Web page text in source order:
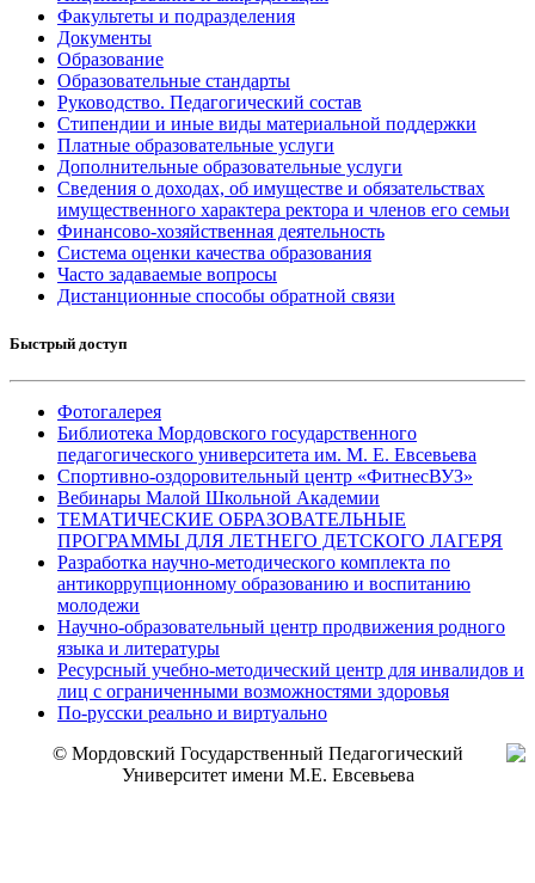
Факультеты и подразделения
Документы
Образование
Образовательные стандарты
Руководство. Педагогический состав
Стипендии и иные виды материальной поддержки
Платные образовательные услуги
Дополнительные образовательные услуги
Сведения о доходах, об имуществе и обязательствах
имущественного характера ректора и членов его семьи
Финансово-хозяйственная деятельность
Система оценки качества образования
Часто задаваемые вопросы
Дистанционные способы обратной связи
Быстрый доступ
Фотогалерея
Библиотека Мордовского государственного
педагогического университета им. М. Е. Евсевьева
Спортивно-оздоровительный центр «ФитнесВУЗ»
Вебинары Малой Школьной Академии
ТЕМАТИЧЕСКИЕ ОБРАЗОВАТЕЛЬНЫЕ
ПРОГРАММЫ ДЛЯ ЛЕТНЕГО ДЕТСКОГО ЛАГЕРЯ
Разработка научно-методического комплекта по
антикоррупционному образованию и воспитанию
молодежи
Научно-образовательный центр продвижения родного
языка и литературы
Ресурсный учебно-методический центр для инвалидов и
лиц с ограниченными возможностями здоровья
По-русски реально и виртуально
© Мордовский Государственный Педагогический
Университет имени М.Е. Евсевьева